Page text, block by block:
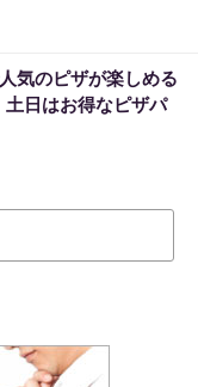
気のピザが楽しめる
土日はお得なピザパ